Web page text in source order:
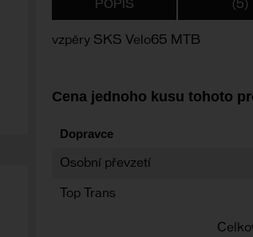
POPIS
(5)
vzpěry SKS Velo65 MTB
Cena jednoho kusu tohoto
Dopravce
Osobní převzetí
Top Trans